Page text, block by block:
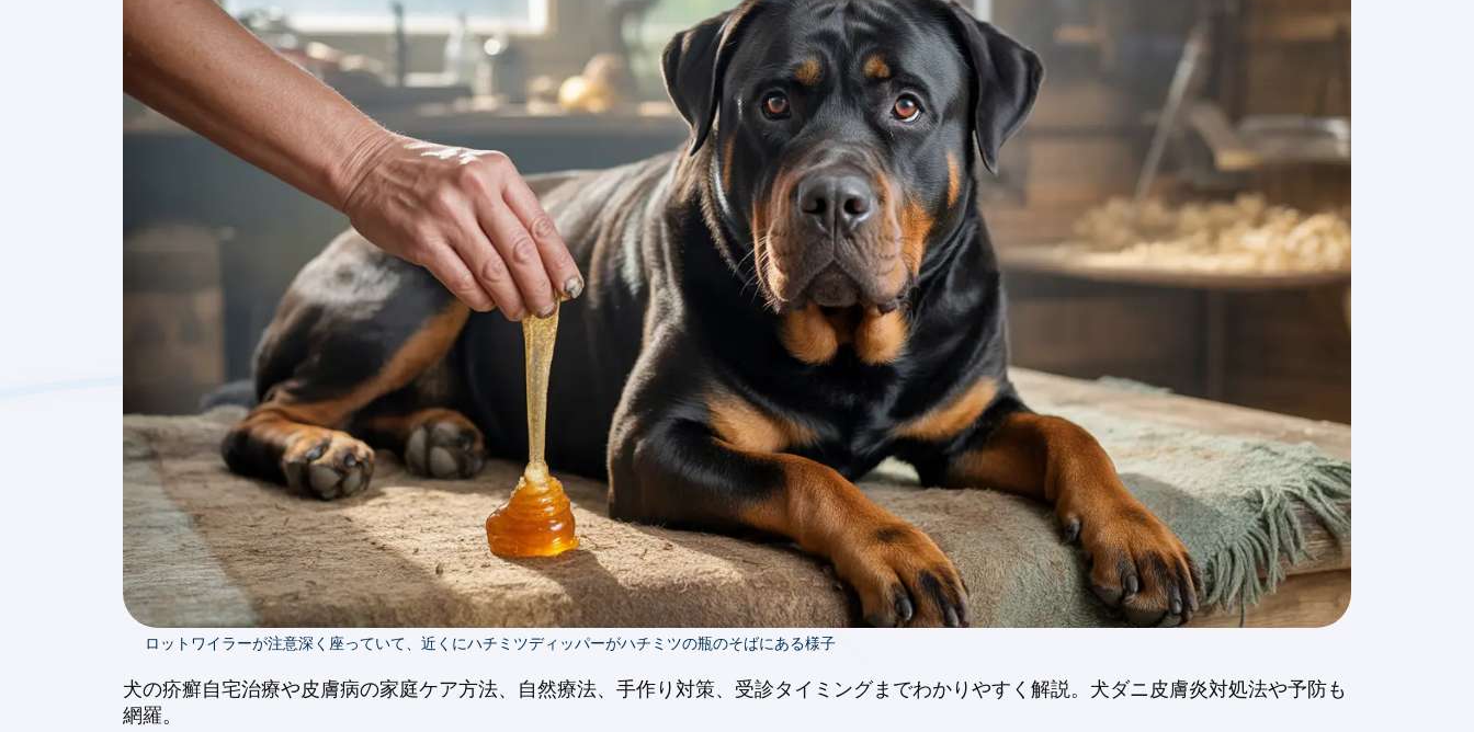
ロットワイラーが注意深く座っていて、近くにハチミツディッパーがハチミツの瓶のそばにある様子
犬の疥癬自宅治療や皮膚病の家庭ケア方法、自然療法、手作り対策、受診タイミングまでわかりやすく解説。犬ダニ皮膚炎対処法や予防も
網羅。